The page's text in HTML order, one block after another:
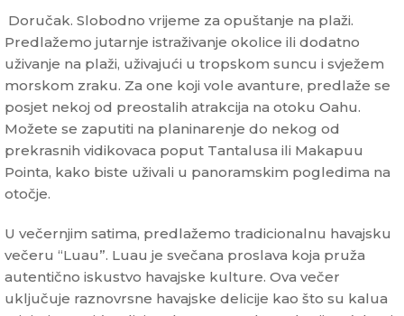
Doručak. Slobodno vrijeme za opuštanje na plaži.
Predlažemo jutarnje istraživanje okolice ili dodatno
uživanje na plaži, uživajući u tropskom suncu i svježem
morskom zraku. Za one koji vole avanture, predlaže se
posjet nekoj od preostalih atrakcija na otoku Oahu.
Možete se zaputiti na planinarenje do nekog od
prekrasnih vidikovaca poput Tantalusa ili Makapuu
Pointa, kako biste uživali u panoramskim pogledima na
otočje.
U večernjim satima, predlažemo tradicionalnu havajsku
večeru “Luau”. Luau je svečana proslava koja pruža
autentično iskustvo havajske kulture. Ova večer
uključuje raznovrsne havajske delicije kao što su kalua